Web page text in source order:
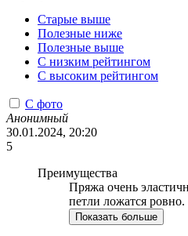
Старые выше
Полезные ниже
Полезные выше
С низким рейтингом
C высоким рейтингом
С фото
Анонимный
30.01.2024, 20:20
5
Преимущества
Пряжа очень
петли ложатся ровно.
Показать больше